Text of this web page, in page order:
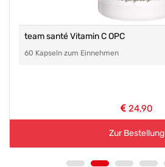
team santé Vitamin C OPC
60 Kapseln zum Einnehmen
24,90
Zur Bestellung